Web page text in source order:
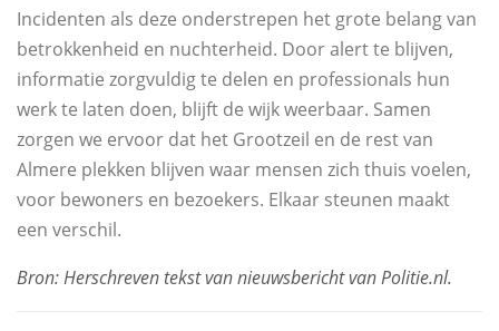
Incidenten als deze onderstrepen het grote belang van
betrokkenheid en nuchterheid. Door alert te blijven,
informatie zorgvuldig te delen en professionals hun
werk te laten doen, blijft de wijk weerbaar. Samen
zorgen we ervoor dat het Grootzeil en de rest van
Almere plekken blijven waar mensen zich thuis voelen,
voor bewoners en bezoekers. Elkaar steunen maakt
een verschil.